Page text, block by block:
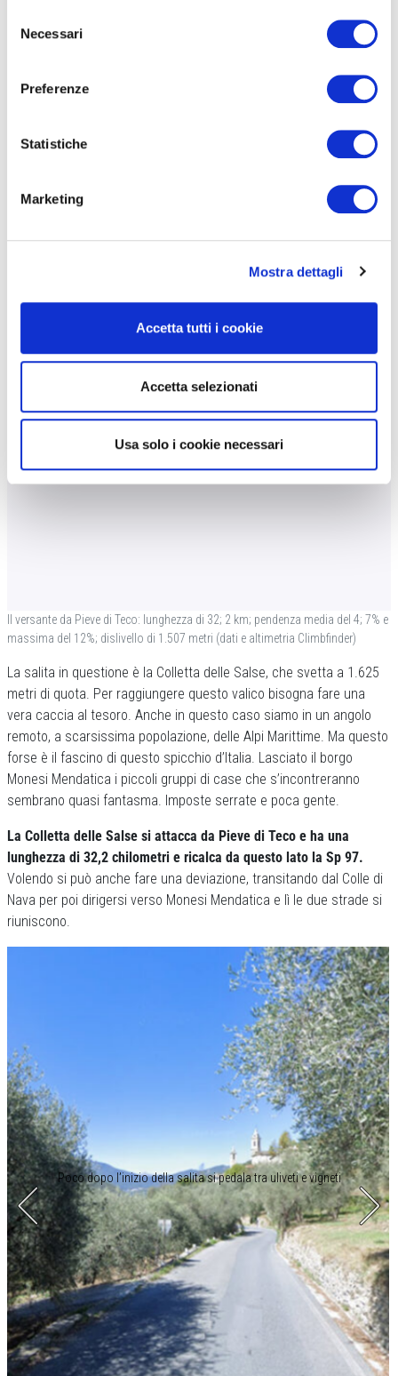
delNecessari
Preferenze
Statistiche
Marketing
Mostra dettagli
Accetta tutti i cookie
Accetta selezionati
Usa solo i cookie necessari
Il versante da Pieve di Teco: lunghezza di 32; 2 km; pendenza media del 4; 7% e
massima del 12%; dislivello di 1.507 metri (dati e altimetria Climbfinder)
La salita in questione è la Colletta delle Salse, che svetta a 1.625
metri di quota. Per raggiungere questo valico bisogna fare una
vera caccia al tesoro. Anche in questo caso siamo in un angolo
remoto, a scarsissima popolazione, delle Alpi Marittime. Ma questo
forse è il fascino di questo spicchio d’Italia. Lasciato il borgo
Monesi Mendatica i piccoli gruppi di case che s’incontreranno
sembrano quasi fantasma. Imposte serrate e poca gente.
La Colletta delle Salse si attacca da Pieve di Teco e ha una
lunghezza di 32,2 chilometri e ricalca da questo lato la Sp 97.
Volendo si può anche fare una deviazione, transitando dal Colle di
Nava per poi dirigersi verso Monesi Mendatica e lì le due strade si
riuniscono.
Poco dopo l’inizio della salita si pedala tra uliveti e vigneti